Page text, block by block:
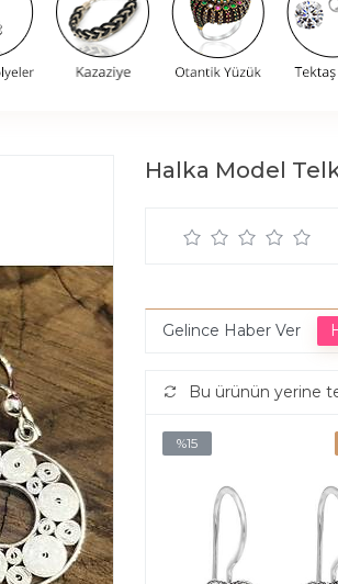
Halka Model
Gelince Haber Ver
Bu ürünün yerine
%15